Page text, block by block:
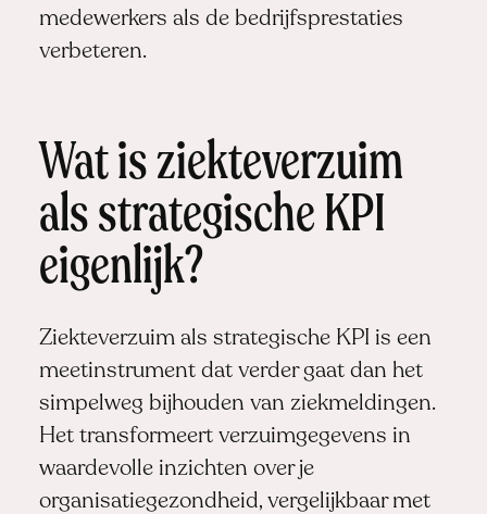
medewerkers als de bedrijfsprestaties
verbeteren.
Wat is ziekteverzuim
als strategische KPI
eigenlijk?
Ziekteverzuim als strategische KPI is een
meetinstrument dat verder gaat dan het
simpelweg bijhouden van ziekmeldingen.
Het transformeert verzuimgegevens in
waardevolle inzichten over je
organisatiegezondheid, vergelijkbaar met